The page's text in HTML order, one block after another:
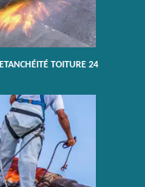
ETANCHÉITÉ TOITURE 24